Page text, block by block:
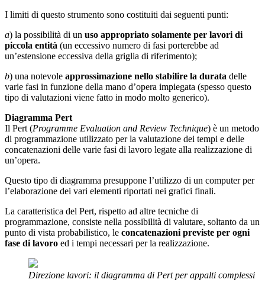
I limiti di questo strumento sono costituiti dai seguenti punti:
a) la possibilità di un uso appropriato solamente per lavori di
piccola entità (un eccessivo numero di fasi porterebbe ad
un’estensione eccessiva della griglia di riferimento);
b) una notevole approssimazione nello stabilire la durata delle
varie fasi in funzione della mano d’opera impiegata (spesso questo
tipo di valutazioni viene fatto in modo molto generico).
Diagramma Pert
Il Pert (Programme Evaluation and Review Technique) è un metodo
di programmazione utilizzato per la valutazione dei tempi e delle
concatenazioni delle varie fasi di lavoro legate alla realizzazione di
un’opera.
Questo tipo di diagramma presuppone l’utilizzo di un computer per
l’elaborazione dei vari elementi riportati nei grafici finali.
La caratteristica del Pert, rispetto ad altre tecniche di
programmazione, consiste nella possibilità di valutare, soltanto da un
punto di vista probabilistico, le concatenazioni previste per ogni
fase di lavoro ed i tempi necessari per la realizzazione.
Direzione lavori: il diagramma di Pert per appalti complessi